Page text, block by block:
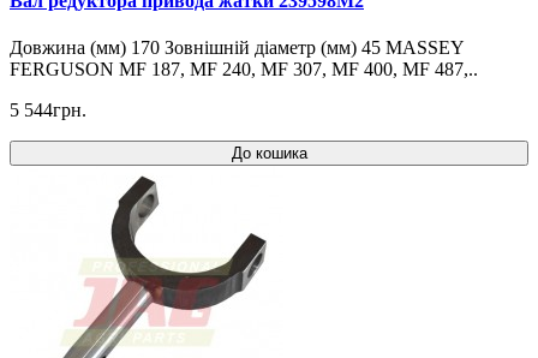
Довжина (мм) 170 Зовнішній діаметр (мм) 45 MASSEY
FERGUSON MF 187, MF 240, MF 307, MF 400, MF 487,..
5 544грн.
До кошика